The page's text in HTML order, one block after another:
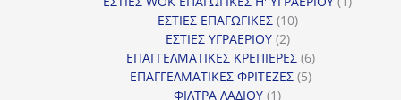
ΕΣΤΙΕΣ ΕΠΑΓΩΓΙΚΕΣ 1010
ΕΣΤΙΕΣ ΥΓΡΑΕΡΙΟΥ 22
προϊόντα
ΕΠΑΓΓΕΛΜΑΤΙΚΕΣ ΚΡΕΠΙΕΡΕΣ 66
προϊόντα
ΕΠΑΓΓΕΛΜΑΤΙΚΕΣ ΦΡΙΤΕΖΕΣ 55
ΦΙΛΤΡΑ ΛΑΔΙΟΥ 11